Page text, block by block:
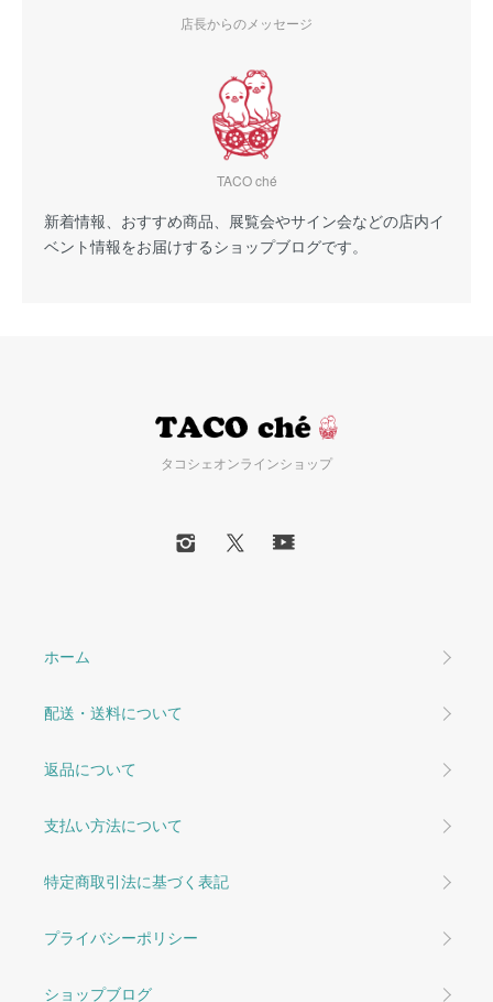
店長からのメッセージ
TACO ché
新着情報、おすすめ商品、展覧会やサイン会などの店内イ
ベント情報をお届けするショップブログです。
タコシェオンラインショップ
ホーム
配送・送料について
返品について
支払い方法について
特定商取引法に基づく表記
プライバシーポリシー
ショップブログ